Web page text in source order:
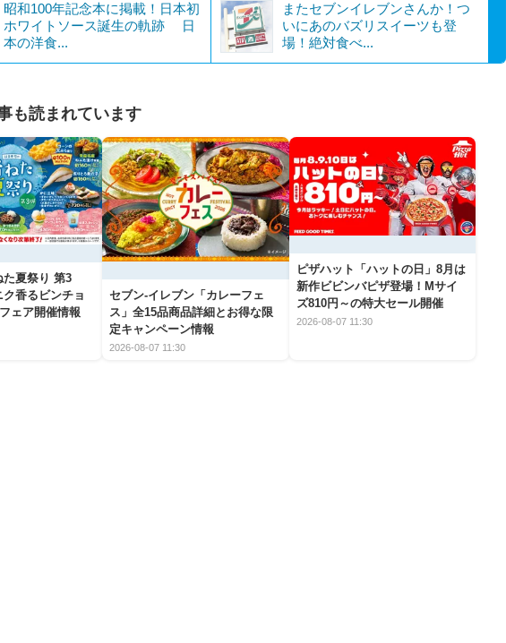
昭和100年記念本に掲載！日本初
ホワイトソース誕生の軌跡 日
本の洋食...
またセブンイレブンさんか！つ
いにあのバズリスイーツも登
場！絶対食べ...
も読まれています
た夏祭り 第3
香るビンチョ
ェア開催情報
セブン‐イレブン「カレーフェ
ス」全15品商品詳細とお得な限
定キャンペーン情報
2026-08-07 11:30
ピザハット「ハットの日」8月は
新作ビビンバピザ登場！Mサイ
ズ810円～の特大セール開催
2026-08-07 11:30